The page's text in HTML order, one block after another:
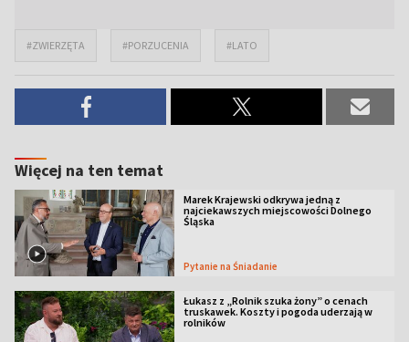
#ZWIERZĘTA #PORZUCENIA #LATO
Więcej na ten temat
Marek Krajewski odkrywa jedną z
najciekawszych miejscowości Dolnego
Śląska
Pytanie na Śniadanie
Łukasz z „Rolnik szuka żony” o cenach
truskawek. Koszty i pogoda uderzają w
rolników